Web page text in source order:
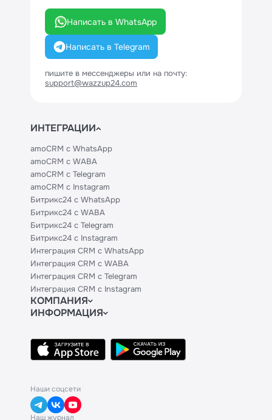
Написать в WhatsApp
Написать в Telegram
пишите в мессенджеры или на почту:
support@wazzup24.com
ИНТЕГРАЦИИ
amoCRM с WhatsApp
amoCRM с WABA
amoCRM с Telegram
amoCRM с Instagram
Битрикс24 с WhatsApp
Битрикс24 с WABA
Битрикс24 с Telegram
Битрикс24 с Instagram
Интеграция CRM с WhatsApp
Интеграция CRM с WABA
Интеграция CRM с Telegram
Интеграция CRM с Instagram
КОМПАНИЯ
Блог
Контакты
Политики и соглашения
ИНФОРМАЦИЯ
Техническим партнерам
Тарифы
Наши соцсети
Наш журнал